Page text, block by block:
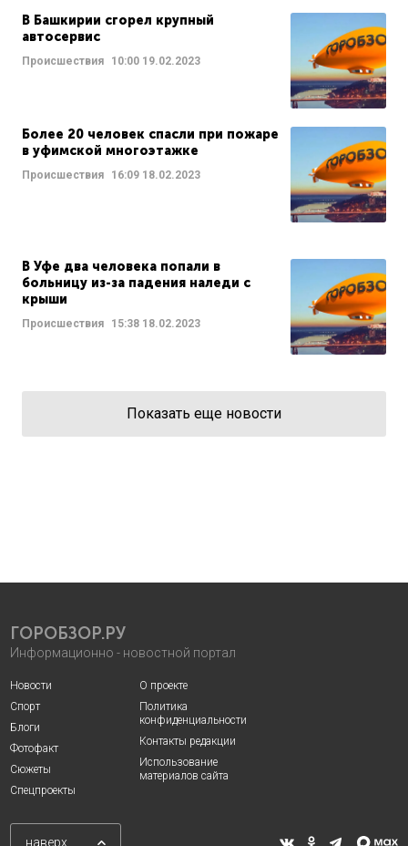
В Башкирии сгорел крупный
автосервис
Происшествия 10:00 19.02.2023
Более 20 человек спасли при пожаре
в уфимской многоэтажке
Происшествия 16:09 18.02.2023
В Уфе два человека попали в
больницу из-за падения наледи с
крыши
Происшествия 15:38 18.02.2023
Показать еще новости
ГОРОБЗОР.РУ
Информационно - новостной портал
Новости
Спорт
Блоги
Фотофакт
Сюжеты
Спецпроекты
О проекте
Политика
конфиденциальности
Контакты редакции
Использование
материалов сайта
наверх